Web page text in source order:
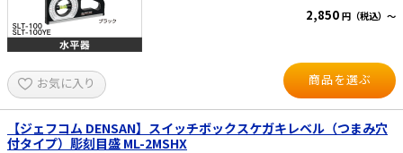
2° ・測定範囲：130°-0°-130° ・目盛仕様：内側2°
本（左右2本） 形式：インサート金属リング ・付
属品：法勾配及び角度対照表付 ・材質 本体：ABS
樹脂 気泡管：アクリル ・製品重量 SLT-100YE：
246g SLT-100：300g
2,850 円（税込）～
お気に入り 商品を選ぶ
【ジェフコム DENSAN】スイッチボックスケガキレベル（つまみ穴
付タイプ）彫刻目盛 ML-2MSHX